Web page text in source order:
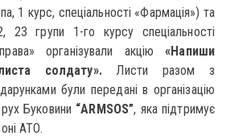
1 курс, спеціальності «Фармація») та
23 групи 1-го курсу спеціальності
організували акцію«Напиши
солдату».Листи разом з
були передані в організацію
Буковини “ARMSOS”, яка підтримує
АТО.